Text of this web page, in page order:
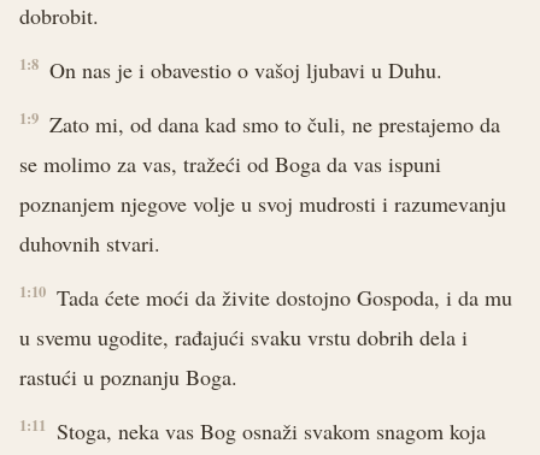
dobrobit.
1:8 On nas je i obavestio o vašoj ljubavi u Duhu.
1:9 Zato mi, od dana kad smo to čuli, ne prestajemo da
se molimo za vas, tražeći od Boga da vas ispuni
poznanjem njegove volje u svoj mudrosti i razumevanju
duhovnih stvari.
1:10 Tada ćete moći da živite dostojno Gospoda, i da mu
u svemu ugodite, rađajući svaku vrstu dobrih dela i
rastući u poznanju Boga.
1:11 Stoga, neka vas Bog osnaži svakom snagom koja